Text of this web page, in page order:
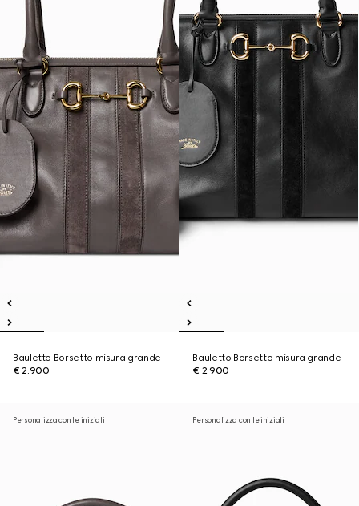
Bauletto Borsetto misura grande
€ 2.900
Bauletto Borsetto misura grande
€ 2.900
Personalizza con le iniziali Personalizza con le iniziali